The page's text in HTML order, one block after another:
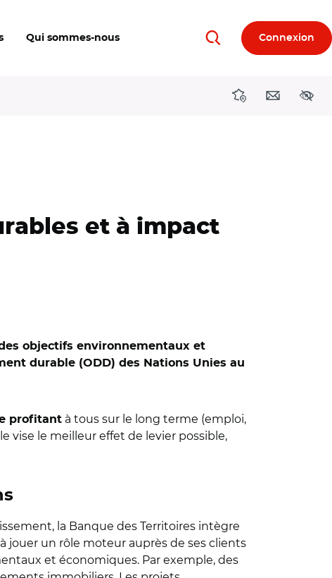
Qui sommes-nous RechercherConnexion
DirectionsContact
et à impact
objectifs environnementaux et
durable (ODD) des Nations Unies au
profitant à tous sur le long terme (emploi,
vise le meilleur effet de levier possible,
la Banque des Territoires intègre
jouer un rôle moteur auprès de ses clients
et économiques. Par exemple, des